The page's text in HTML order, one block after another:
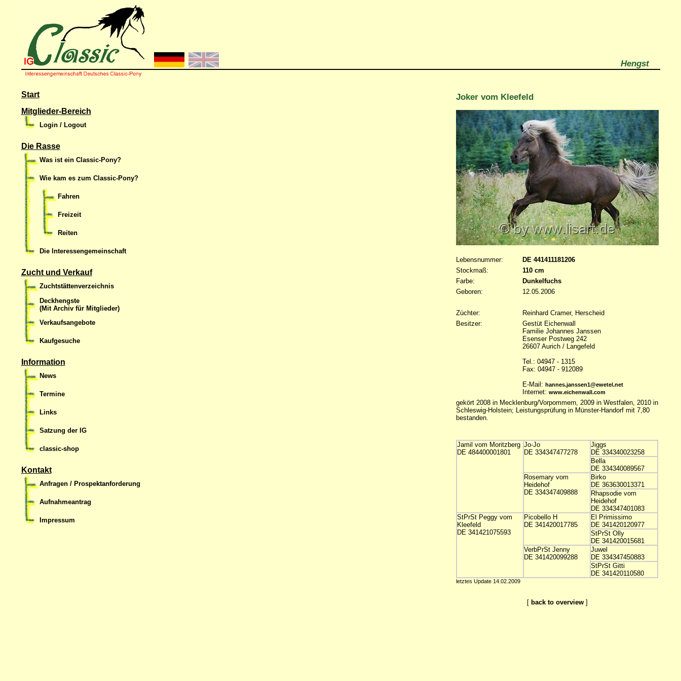
Hengst
Start
Mitglieder-Bereich
Login / Logout
Die Rasse
Was ist ein Classic-Pony?
Wie kam es zum Classic-Pony?
Fahren
Freizeit
Reiten
Die Interessengemeinschaft
Zucht und Verkauf
Zuchtstättenverzeichnis
Deckhengste
(Mit Archiv für Mitglieder)
Verkaufsangebote
Kaufgesuche
Information
News
Termine
Links
Satzung der IG
classic-shop
Kontakt
Anfragen / Prospektanforderung
Aufnahmeantrag
Impressum
Joker vom Kleefeld
Lebensnummer:
DE 441411181206
Stockmaß:
110 cm
Farbe:
Dunkelfuchs
Geboren:
12.05.2006
Züchter:
Reinhard Cramer, Herscheid
Besitzer:
Gestüt Eichenwall
Familie Johannes Janssen
Esenser Postweg 242
26607 Aurich / Langefeld
Tel.: 04947 - 1315
Fax: 04947 - 912089
E-Mail: hannes.janssen1@ewetel.net
Internet: www.eichenwall.com
gekört 2008 in Mecklenburg/Vorpommern, 2009 in Westfalen, 2010 in
Schleswig-Holstein; Leistungsprüfung in Münster-Handorf mit 7,80
bestanden.
Jamil vom Moritzberg
DE 484400001801
Jo-Jo
DE 334347477278
Jiggs
DE 334340023258
Bella
DE 334340089567
Rosemary vom
Heidehof
DE 334347409888
Birko
DE 363630013371
Rhapsodie vom
Heidehof
DE 334347401083
StPrSt Peggy vom
Kleefeld
DE 341421075593
Picobello H
DE 341420017785
El Primissimo
DE 341420120977
StPrSt Olly
DE 341420015681
VerbPrSt Jenny
DE 341420099288
Juwel
DE 334347450883
StPrSt Gitti
DE 341420110580
letztes Update 14.02.2009
[ back to overview]